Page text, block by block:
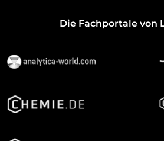
Die Fachportale von